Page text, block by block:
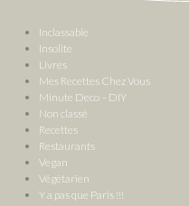
Inclassable
Insolite
Livres
Mes Recettes Chez Vous
Minute Deco – DIY
Non classé
Recettes
Restaurants
Vegan
Végétarien
Y a pas que Paris !!!